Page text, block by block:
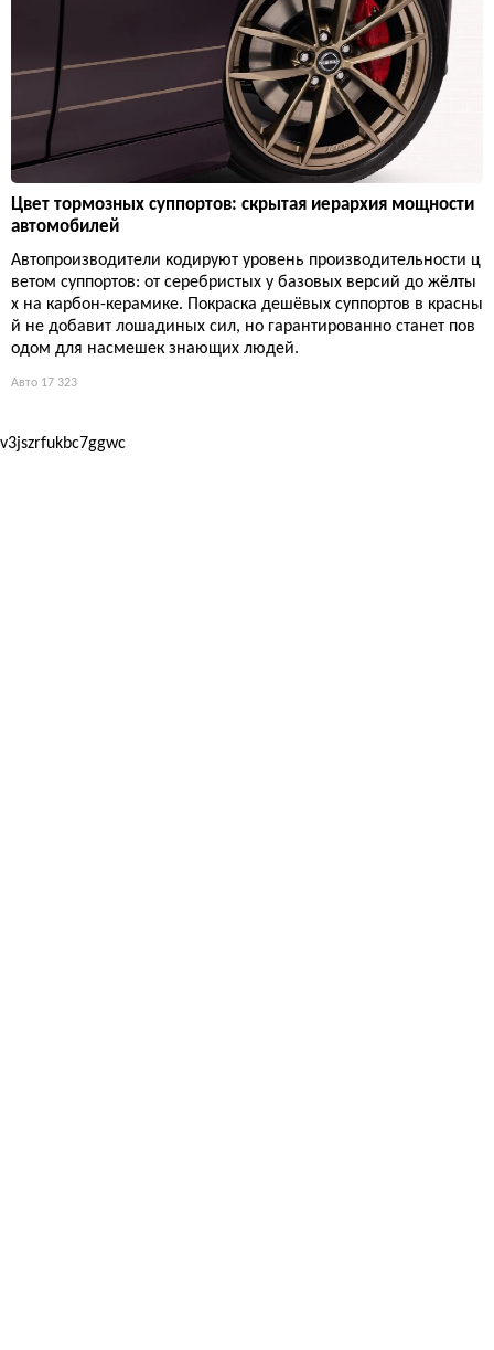
Цвет тормозных суппортов: скрытая иерархия мощности
автомобилей
Автопроизводители кодируют уровень производительности ц
ветом суппортов: от серебристых у базовых версий до жёлты
х на карбон-керамике. Покраска дешёвых суппортов в красны
й не добавит лошадиных сил, но гарантированно станет пов
одом для насмешек знающих людей.
Авто 17 323
v3jszrfukbc7ggwc